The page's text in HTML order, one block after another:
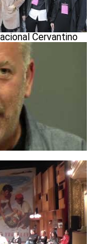
Cervantino